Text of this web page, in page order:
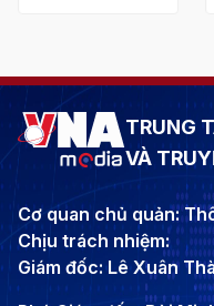
TRUNG
VÀ
Cơ quan chủ quản:
Chịu trách nhiệm:
Giám đốc: Lê Xuân